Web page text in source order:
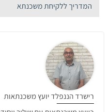
המדריך ללקיחת משכנתא
רישרד הננפלד יועץ משכנתאות